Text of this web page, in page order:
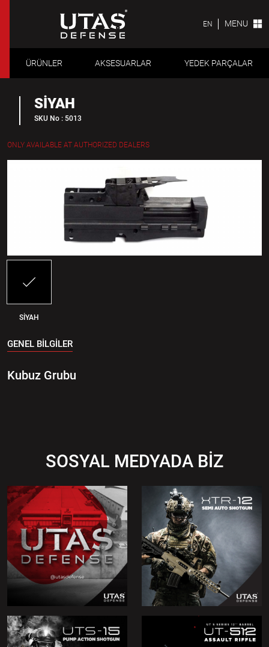
EN MENU
ÜRÜNLER AKSESUARLAR YEDEK PARÇALAR
SİYAH
SKU No : 5013
ONLY AVAILABLE AT AUTHORIZED DEALERS
SİYAH
GENEL BİLGİLER
Kubuz Grubu
SOSYAL MEDYADA BİZ